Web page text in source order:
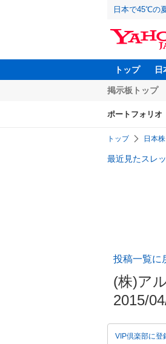
日本で45℃の
トップ 日
掲示板トップ
ポートフォリオ
トップ 日本株
最近見たスレ
投稿一覧に
(株)ア
2015/
VIP倶楽部に登